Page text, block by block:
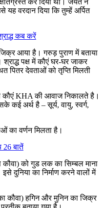
यह वरदान दिया कि तुम्हें अर्पित
कब करें
आया है। गरुड़ पुराण में बताया
पक्ष में कौएं घर-घर जाकर
पितर देवताओं को तृप्ति मिलती
KHA की आवाज निकालते है।
अर्थ है – सूर्य, वायु, स्वर्ग,
का वर्णन मिलता है।
26 बातें
कौवा) को गुड लक का सिम्बल माना
दुनिया का निर्माण करने वालों में
कौवा) हगिन और मुनिन का जिक्र